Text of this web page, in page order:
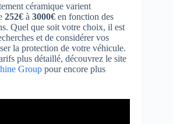
céramique varient
252€ à 3000€ en fonction des
Quel que soit votre choix, il est
et de considérer vos
la protection de votre véhicule.
plus détaillé, découvrez le site
Group pour encore plus